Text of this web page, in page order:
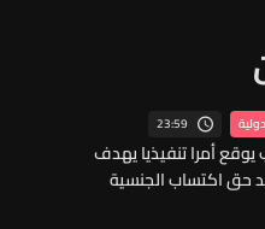
23:59
يوقع أمرا تنفيذيا يهدف
حق اكتساب الجنسية